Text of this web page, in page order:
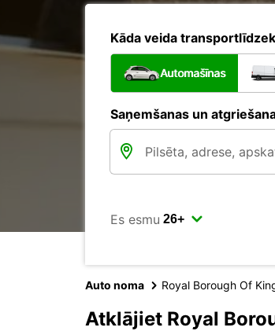
Kāda veida
Automašīnas
Saņemšanas un
Es esmu
Auto noma Royal Borough Of
Atklājiet Royal